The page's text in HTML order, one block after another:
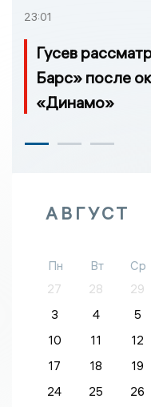
23:01
Гусев
Барс» после
«Динамо»
АВГУСТ
Пн Вт Ср
27
28 29
3
4 5
10
11 12
17
18 19
24
25 26